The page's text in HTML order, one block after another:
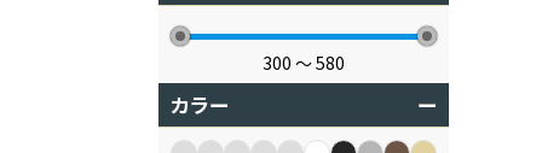
300 〜580
カラー ー